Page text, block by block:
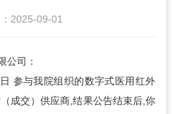
2025-09-01
公司：
参与我院组织的数字式医用红外
成交）供应商,结果公告结束后,你